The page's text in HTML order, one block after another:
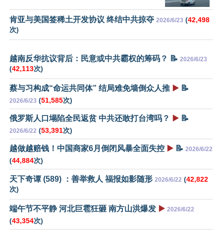
肯亚与美国签稀土开发协议 终结中共掠夺 2026/6/23 (42,498
次)
越南反华抗议背后：民意或中共霸权的筹码？ 📝 2026/6/23
(42,113次)
蔡与习构成“命运共同体” 结局难免墙倒众人推 ▶️ 📝
2026/6/23 (51,585次)
俄罗斯人口塌陷全民返贫 中共还敢打台湾吗？ ▶️ 📝
2026/6/22 (53,391次)
越做越赔钱！中国商家6月倒闭风暴全面失控 ▶️ 📝 2026/6/22
(44,884次)
天下奇谭 (589) ：善举救人 福报如影随形 2026/6/22 (42,822
次)
端午节不平静 河北巨雹狂砸 南方山洪爆发 ▶️ 2026/6/22
(43,354次)